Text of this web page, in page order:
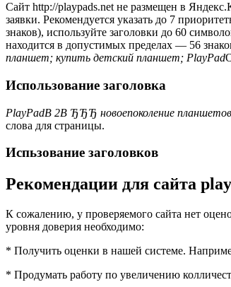
Сайт http://playpads.net не размещен в
заявки. Рекомендуется указать до 7
знаков), используйте заголовки до 60
находится в допустимых пределах — 56
планшет; купить детский планшет; PlayPad
Использование заголовка
PlayPadВ 2В ЂЂЂ новоепоколение
слова для страницы.
Испьзование заголовков
Рекомендации для сайта
К сожалению, у проверяемого сайта нет
уровня доверия необходимо:
* Получить оценки в нашей системе.
* Продумать работу по увеличению